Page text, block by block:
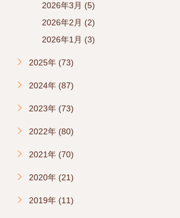
2026年3月 (5)
2026年2月 (2)
2026年1月 (3)
2025年 (73)
2024年 (87)
2023年 (73)
2022年 (80)
2021年 (70)
2020年 (21)
2019年 (11)